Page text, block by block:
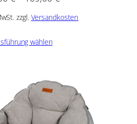
zzgl. Versandkosten
wählen